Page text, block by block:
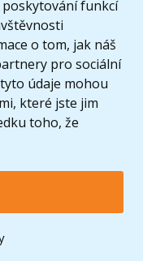
funkcí
o tom, jak náš
pro sociální
údaje mohou
které jste jim
toho, že